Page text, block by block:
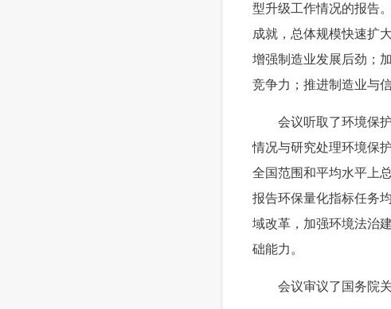
型升级工作情况的报告
成就，总体规模快速扩
增强制造业发展后劲；
竞争力；推进制造业与
会议听取了环境保护
情况与研究处理环境保
全国范围和平均水平上
报告环保量化指标任务
域改革，加强环境法治
础能力。
会议审议了国务院关